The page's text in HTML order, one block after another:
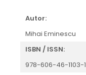
Autor:
Mihai Eminescu
ISBN / ISSN:
978-606-46-1103-1